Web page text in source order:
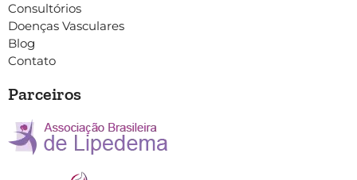
Consultórios
Doenças Vasculares
Blog
Contato
Parceiros